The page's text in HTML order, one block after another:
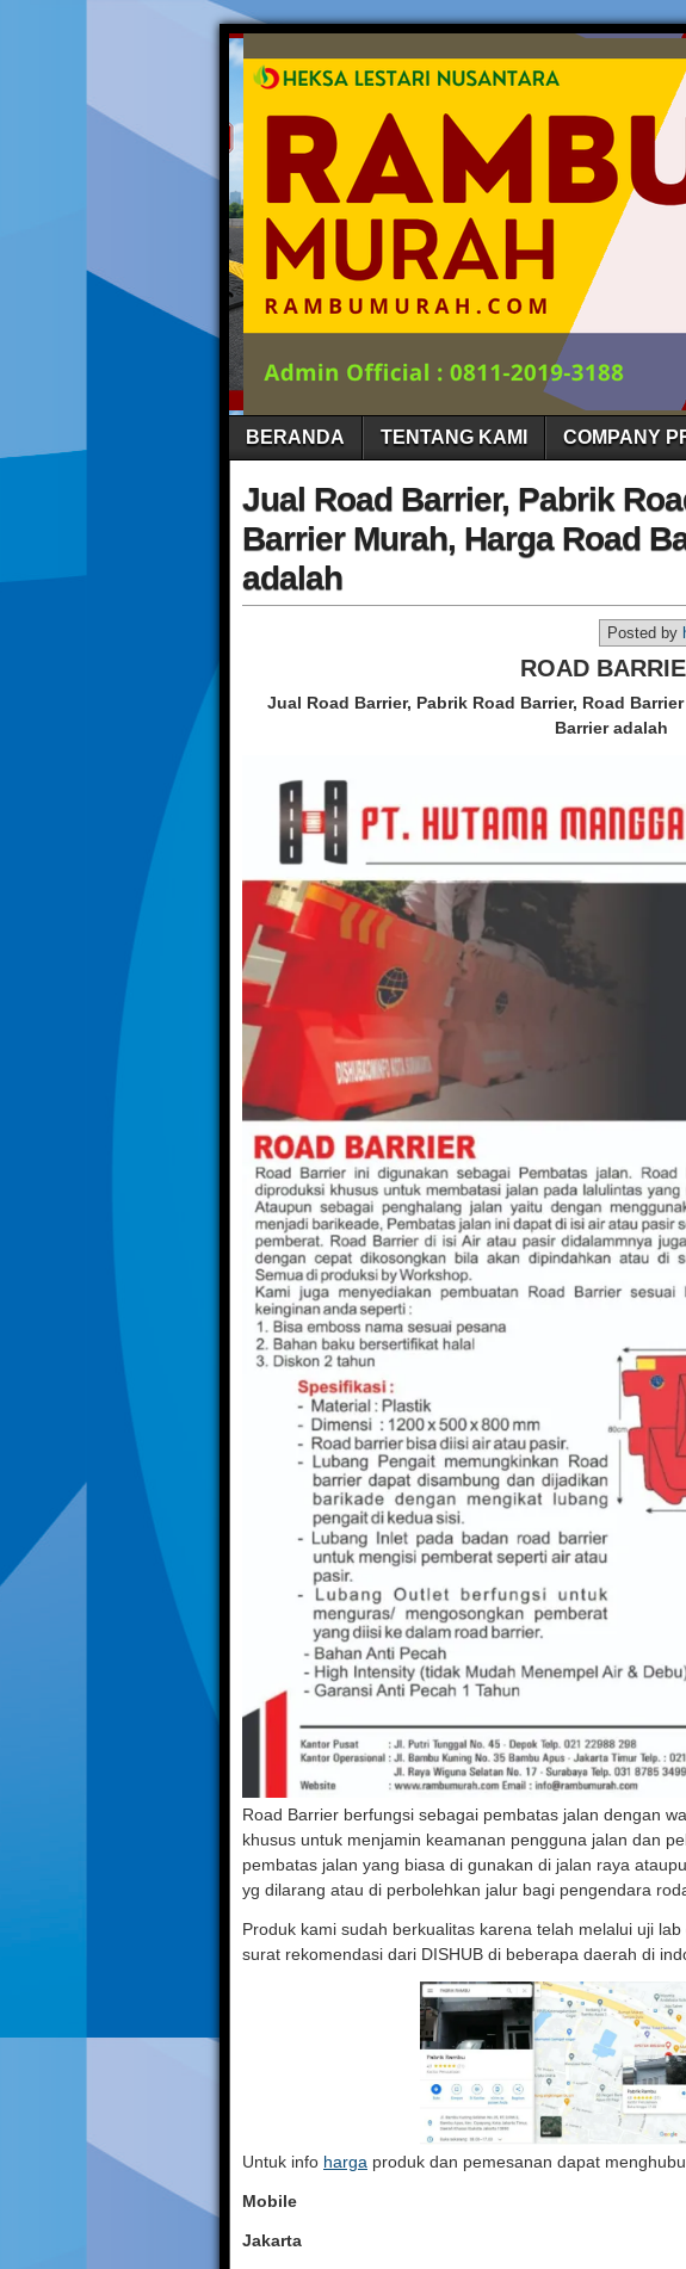
BERANDA TENTANG KAMI COMPANY
Jual Road Barrier, Pabrik
Barrier Murah, Harga Road
adalah
Posted by
ROAD
Jual Road Barrier, Pabrik Road Barrier, Road
Barrier adalah
Road Barrier berfungsi sebagai pembatas jalan dengan
khusus untuk menjamin keamanan pengguna jalan dan
pembatas jalan yang biasa di gunakan di jalan raya
yg dilarang atau di perbolehkan jalur bagi pengendara
Produk kami sudah berkualitas karena telah melalui uji
surat rekomendasi dari DISHUB di beberapa daerah di
Untuk info harga produk dan pemesanan dapat
Mobile
Jakarta